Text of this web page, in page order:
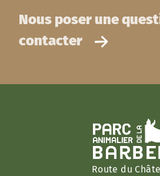
Nous poser une
contacter
Route du